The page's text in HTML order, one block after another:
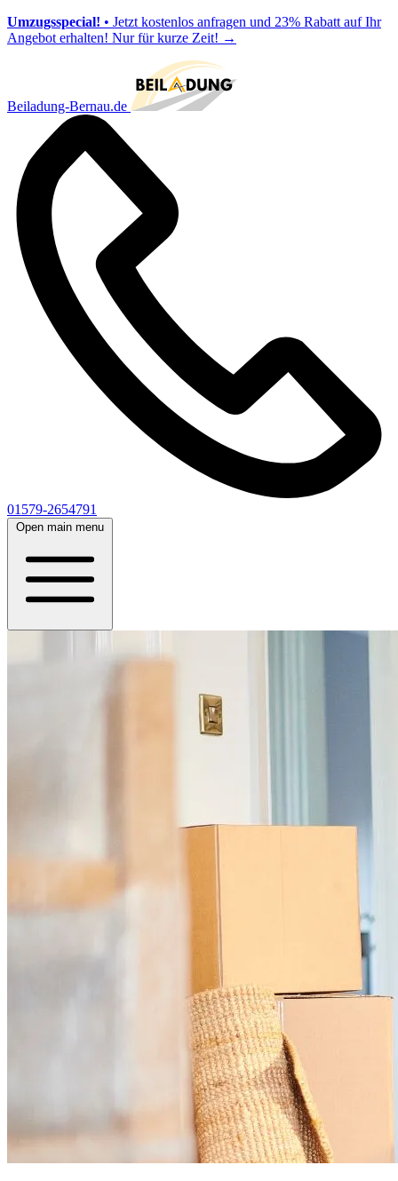
Umzugsspecial! • Jetzt kostenlos anfragen und 23% Rabatt auf Ihr
Angebot erhalten! Nur für kurze Zeit! →
Beiladung-Bernau.de
01579-2654791
Open main menu